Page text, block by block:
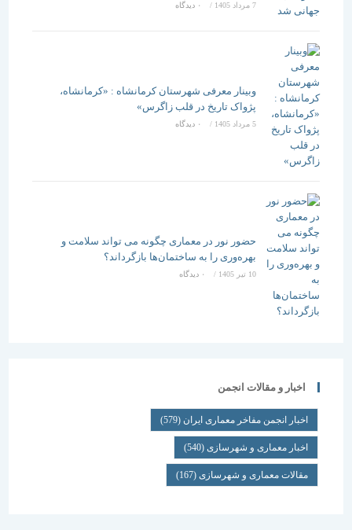
/ ۰ دیدگاه
وبینار معرفی شهرستان کرمانشاه : «کرمانشاه،
پژواک تاریخ در قلب زاگرس»
5 مرداد 1405 / ۰ دیدگاه
حضور نور در معماری چگونه می تواند سلامت و
بهره‌وری را به ساختمان‌ها بازگرداند؟
/ ۰ دیدگاه
اخبار و مقالات انجمن
اخبار انجمن مفاخر معماری ایران (579)
اخبار معماری و شهرسازی(540)
مقالات معماری و شهرسازی(167)